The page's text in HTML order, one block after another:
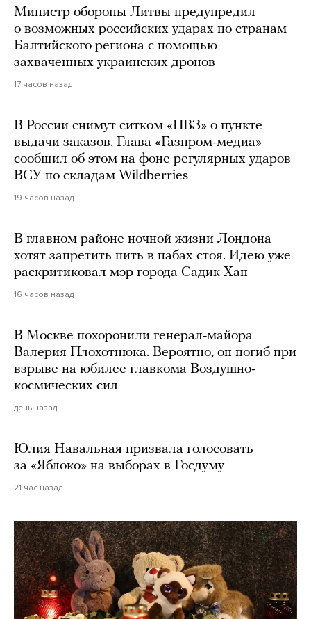
Министр обороны Литвы предупредил
о возможных российских ударах по странам
Балтийского региона с помощью
захваченных украинских дронов
17 часов назад
В России снимут ситком «ПВЗ» о пункте
выдачи заказов. Глава «Газпром-медиа»
сообщил об этом на фоне регулярных ударов
ВСУ по складам Wildberries
19 часов назад
В главном районе ночной жизни Лондона
хотят запретить пить в пабах стоя. Идею уже
раскритиковал мэр города Садик Хан
16 часов назад
В Москве похоронили генерал-майора
Валерия Плохотнюка. Вероятно, он погиб при
взрыве на юбилее главкома Воздушно-
космических сил
день назад
Юлия Навальная призвала голосовать
за «Яблоко» на выборах в Госдуму
21 час назад